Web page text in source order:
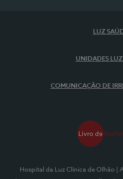
LUZ
UNIDADES
COMUNICAÇÃO DE
Hospital da Luz Clínica de Olhão
|